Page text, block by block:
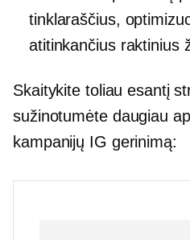
tinklaraščius,
atitinkančius raktinius
Skaitykite toliau esantį
sužinotumėte daugiau
kampanijų IG gerinimą: